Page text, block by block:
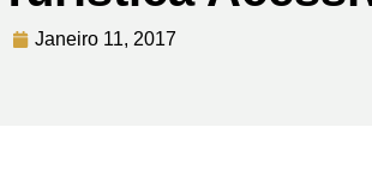
Janeiro 11, 2017